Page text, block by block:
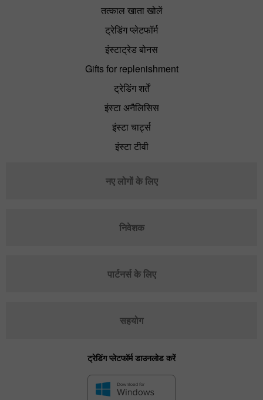
तत्काल खाता खोलें
ट्रेडिंग प्लेटफॉर्म
इंस्टाट्रेड बोनस
Gifts for replenishment
ट्रेडिंग शर्तें
इंस्टा अनैलिसिस
इंस्टा चार्ट्स
इंस्टा टीवी
नए लोगों के लिए
निवेशक
पार्टनर्स के लिए
सहयोग
ट्रेडिंग प्लेटफॉर्म डाउनलोड करें